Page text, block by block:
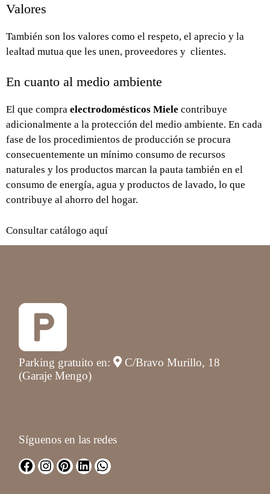
Valores
También son los valores como el respeto, el aprecio y la
lealtad mutua que les unen, proveedores y clientes.
En cuanto al medio ambiente
El que compra electrodomésticos Miele contribuye
adicionalmente a la protección del medio ambiente. En cada
fase de los procedimientos de producción se procura
consecuentemente un mínimo consumo de recursos
naturales y los productos marcan la pauta también en el
consumo de energía, agua y productos de lavado, lo que
contribuye al ahorro del hogar.
Consultar catálogo aquí
Parking gratuito en:
C/Bravo Murillo, 18
(Garaje Mengo)
Síguenos en las redes